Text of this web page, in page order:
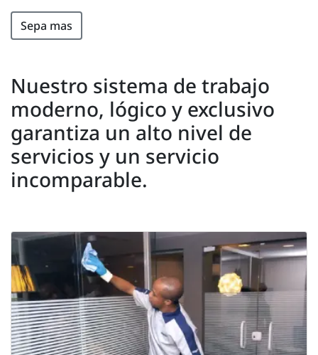
Sepa mas
Nuestro sistema de trabajo
moderno, lógico y exclusivo
garantiza un alto nivel de
servicios y un servicio
incomparable.